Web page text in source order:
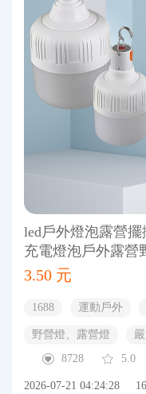
led戶外燈泡露營
充電燈泡戶外露營
3.50 元
1688 運動戶外
野營燈、露營燈
8728
5.0
2026-07-21 04:24:28